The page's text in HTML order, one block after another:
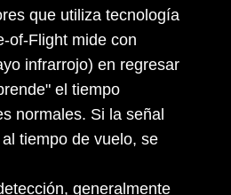
que utiliza tecnología
of-Flight mide con
infrarrojo) en regresar
el tiempo
normales. Si la señal
tiempo de vuelo, se
generalmente